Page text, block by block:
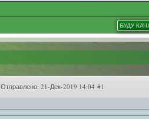
Отправлено: 21-Дек-2019 14:04 #1